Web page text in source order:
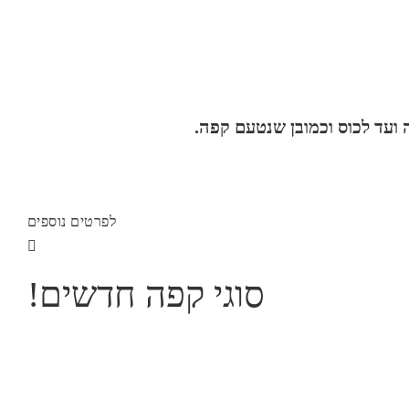
לכוס וכמובן שנטעם קפה.
לפרטים נוספים
!סוגי קפה חדשים